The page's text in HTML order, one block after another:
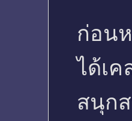
ก่อน
ได้เ
สนุก